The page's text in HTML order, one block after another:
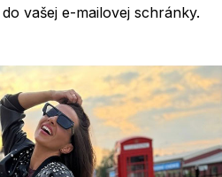
vašej e-mailovej schránky.